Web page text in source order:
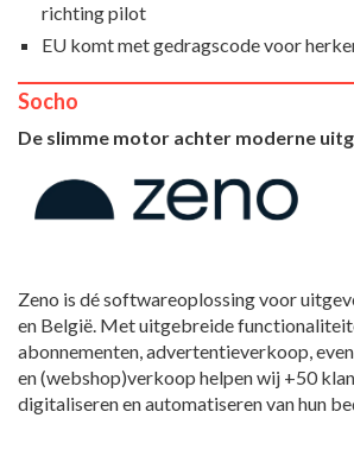
richting pilot
EU komt met gedragscode voor
Socho
De slimme motor achter moderne
Zeno is dé softwareoplossing voor
en België. Met uitgebreide
abonnementen, advertentieverkoop,
en (webshop)verkoop helpen wij +50
digitaliseren en automatiseren van hun